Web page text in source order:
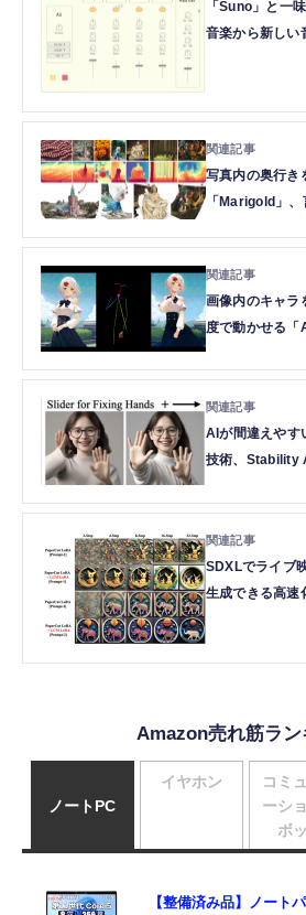
「Suno」と一
音楽から新しい
成AIウィークリ
写真内の奥行き
「Marigold」
要論文6本を解
ー）
画像内のキャラ
度で動かせる
Meta「
解説（生成AIウ
AIが間違えやす
技術、Stability
説（生成AIウィ
SDXLでライブ
生成できる高速
Amazon売れ筋ラン
ノートPC
【整備済み品】ノート
イヤホン
コミ
ーシ
ボ